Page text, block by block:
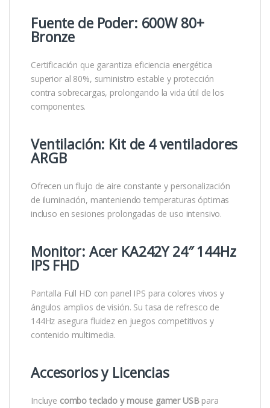
Fuente de Poder: 600W 80+
Bronze
Certificación que garantiza eficiencia energética
superior al 80%, suministro estable y protección
contra sobrecargas, prolongando la vida útil de los
componentes.
Ventilación: Kit de 4 ventiladores
ARGB
Ofrecen un flujo de aire constante y personalización
de iluminación, manteniendo temperaturas óptimas
incluso en sesiones prolongadas de uso intensivo.
Monitor: Acer KA242Y 24″ 144Hz
IPS FHD
Pantalla Full HD con panel IPS para colores vivos y
ángulos amplios de visión. Su tasa de refresco de
144Hz asegura fluidez en juegos competitivos y
contenido multimedia.
Accesorios y Licencias
Incluye combo teclado y mouse gamer USBpara